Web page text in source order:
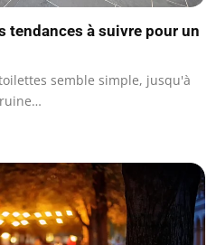
tendances à suivre pour un
semble simple, jusqu'à